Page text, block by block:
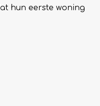
hun eerste woning